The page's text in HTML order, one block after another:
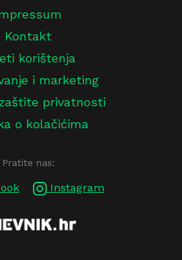
Kontakt
korištenja
i marketing
privatnosti
o kolačićima
Pratite nas:
Instagram